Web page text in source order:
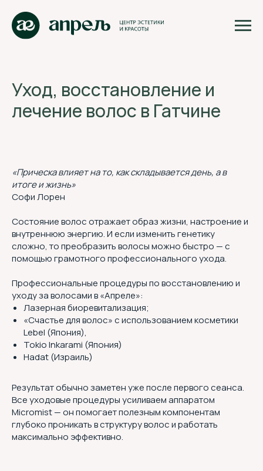
Уход, восстановление и
лечение волос в Гатчине
«Прическа влияет на то, как складывается день, а в
итоге и жизнь»
Софи Лорен
Состояние волос отражает образ жизни, настроение и
внутреннюю энергию. И если изменить генетику
сложно, то преобразить волосы можно быстро — с
помощью грамотного профессионального ухода.
Профессиональные процедуры по восстановлению и
уходу за волосами в «Апреле»:
Лазерная биоревитализация;
«Счастье для волос» с использованием косметики
Lebel (Япония),
Tokio Inkarami (Япония)
Hadat (Израиль)
Результат обычно заметен уже после первого сеанса.
Все уходовые процедуры усиливаем аппаратом
Micromist — он помогает полезным компонентам
глубоко проникать в структуру волос и работать
максимально эффективно.